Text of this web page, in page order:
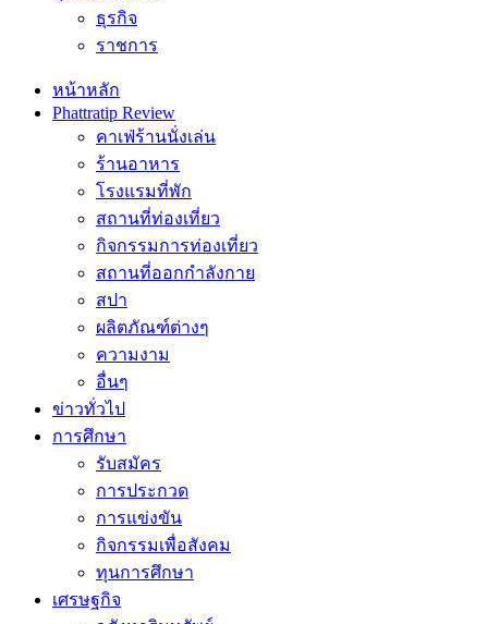
ธุรกิจ
ราชการ
หน้าหลัก
Phattratip Review
คาเฟ่ร้านนั่งเล่น
ร้านอาหาร
โรงแรมที่พัก
สถานที่ท่องเที่ยว
กิจกรรมการท่องเที่ยว
สถานที่ออกกำลังกาย
สปา
ผลิตภัณฑ์ต่างๆ
ความงาม
อื่นๆ
ข่าวทั่วไป
การศึกษา
รับสมัคร
การประกวด
การแข่งขัน
กิจกรรมเพื่อสังคม
ทุนการศึกษา
เศรษฐกิจ